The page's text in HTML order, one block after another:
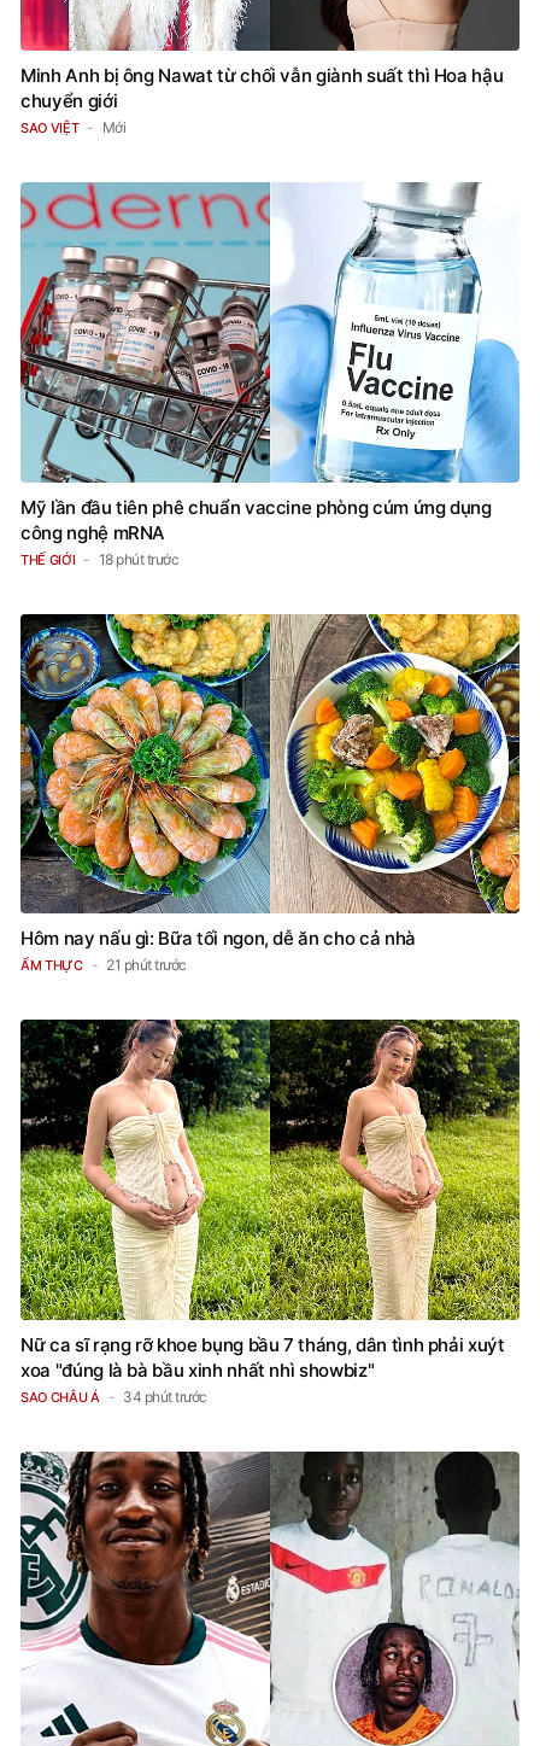
Minh Anh bị ông Nawat từ chối vẫn giành suất thì Hoa hậu
chuyển giới
SAO VIỆT Mới
Mỹ lần đầu tiên phê chuẩn vaccine phòng cúm ứng dụng
công nghệ mRNA
THẾ GIỚI 18 phút trước
Hôm nay nấu gì: Bữa tối ngon, dễ ăn cho cả nhà
ẨM THỰC 21 phút trước
Nữ ca sĩ rạng rỡ khoe bụng bầu 7 tháng, dân tình phải xuýt
xoa "đúng là bà bầu xinh nhất nhì showbiz"
SAO CHÂU Á 34 phút trước